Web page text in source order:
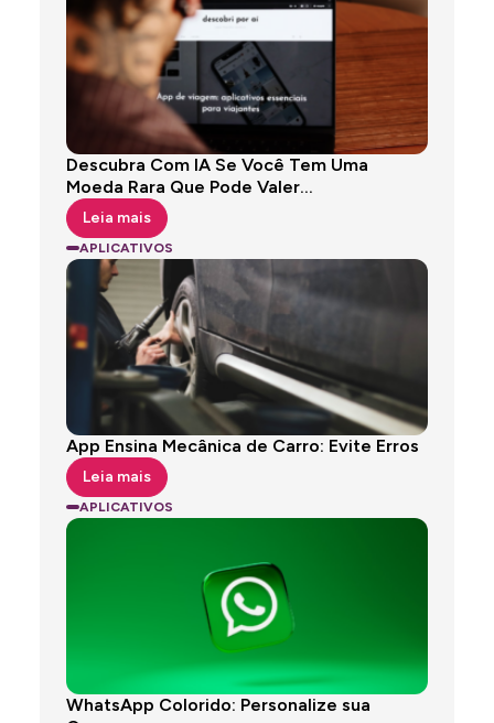
Descubra Com IA Se Você Tem Uma
Moeda Rara Que Pode Valer...
Leia mais
APLICATIVOS
App Ensina Mecânica de Carro: Evite Erros
Leia mais
APLICATIVOS
WhatsApp Colorido: Personalize sua